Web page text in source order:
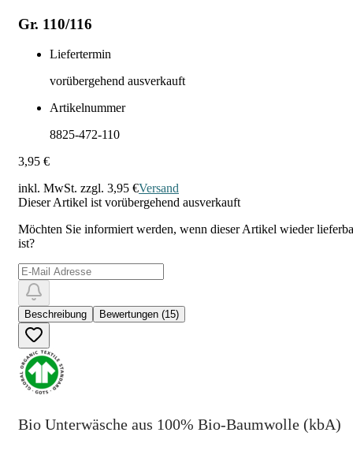
Gr. 110/116
Liefertermin
vorübergehend ausverkauft
Artikelnummer
8825-472-110
3,95 €
inkl. MwSt. zzgl. 3,95 €Versand
Dieser Artikel ist vorübergehend ausverkauft
Möchten Sie informiert werden, wenn dieser Artikel wieder
ist?
Beschreibung Bewertungen (15)
Bio Unterwäsche aus 100% Bio-Baumwolle (kbA)